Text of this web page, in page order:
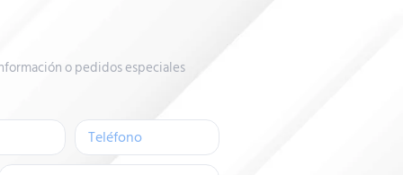
o pedidos especiales